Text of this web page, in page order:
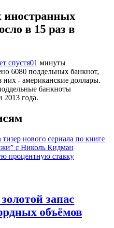
в 15 раз в
спустя01 минуты
6080 поддельных банкнот,
- американские доллары.
банкноты
2013 года.
нового сериала по книге
с Николь Кидман
процентную ставку
запас
объёмов